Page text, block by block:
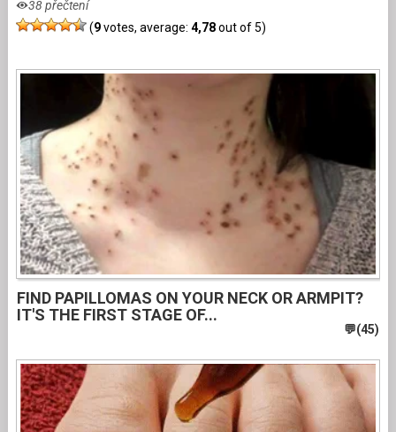
38 přečtení
(9votes, average: 4,78out of 5)
FIND PAPILLOMAS ON YOUR NECK OR ARMPIT?
IT'S THE FIRST STAGE OF...